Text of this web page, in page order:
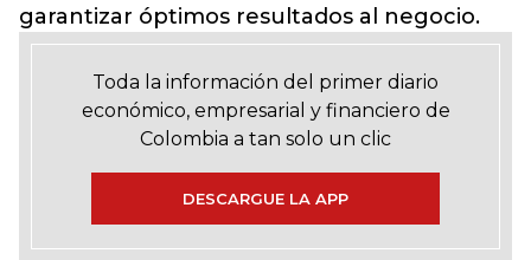
garantizar óptimos resultados al negocio.
Toda la información del primer diario
económico, empresarial y financiero de
Colombia a tan solo un clic
DESCARGUE LA APP